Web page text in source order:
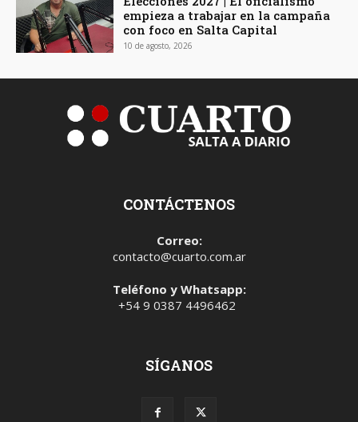
empieza a trabajar en la campaña
con foco en Salta Capital
10 de agosto, 2026
CONTÁCTENOS
Correo:
contacto@cuarto.com.ar
Teléfono y Whatsapp:
+54 9 0387 4496462
SÍGANOS